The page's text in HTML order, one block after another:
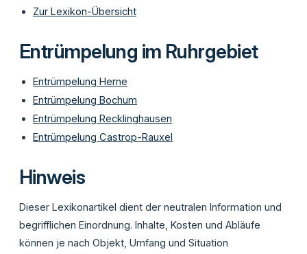
Zur Lexikon-Übersicht
Entrümpelung im Ruhrgebiet
Entrümpelung Herne
Entrümpelung Bochum
Entrümpelung Recklinghausen
Entrümpelung Castrop-Rauxel
Hinweis
Dieser Lexikonartikel dient der neutralen Information und
begrifflichen Einordnung. Inhalte, Kosten und Abläufe
können je nach Objekt, Umfang und Situation